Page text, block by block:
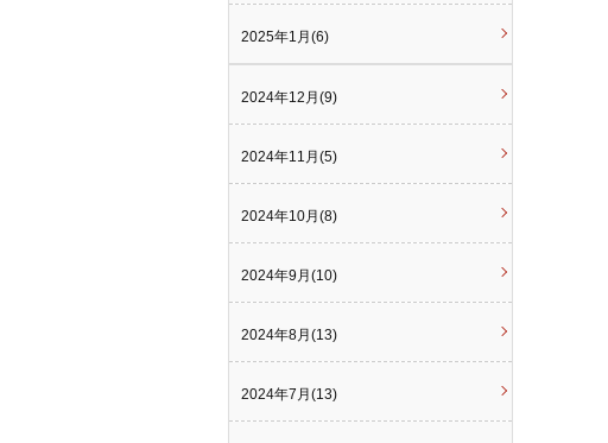
2025年1月(6)
2024年12月(9)
2024年11月(5)
2024年10月(8)
2024年9月(10)
2024年8月(13)
2024年7月(13)